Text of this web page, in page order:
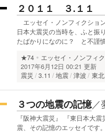
２０１１ ３.１１
エッセイ・ノンフィクショ
日本大震災の当時を、ふと振
たばかりになのに？ と不謹
★74 エッセイ・ノンフィ
2017年6月12日 00:21 更新
震災
3.11 地震 津波 東北
３つの地震の記憶／
『阪神大震災』 『東日本大
震、その記憶のエッセイで